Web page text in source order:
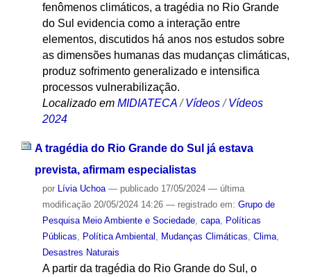
fenômenos climáticos, a tragédia no Rio Grande
do Sul evidencia como a interação entre
elementos, discutidos há anos nos estudos sobre
as dimensões humanas das mudanças climáticas,
produz sofrimento generalizado e intensifica
processos vulnerabilização.
Localizado em MIDIATECA /Vídeos /Vídeos
2024
A tragédia do Rio Grande do Sul já estava
prevista, afirmam especialistas
por Lívia Uchoa — publicado17/05/2024 — última
modificação20/05/2024 14:26 — registrado em: Grupo de
Pesquisa Meio Ambiente e Sociedade, capa, Políticas
Públicas, Política Ambiental , Mudanças Climáticas, Clima,
Desastres Naturais
A partir da tragédia do Rio Grande do Sul, o